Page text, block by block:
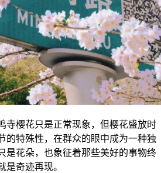
寺樱花只是正常现象，但樱花盛放时
的特殊性，在群众的眼中成为一种独
是花朵，也象征着那些美好的事物终
是奇迹再现。